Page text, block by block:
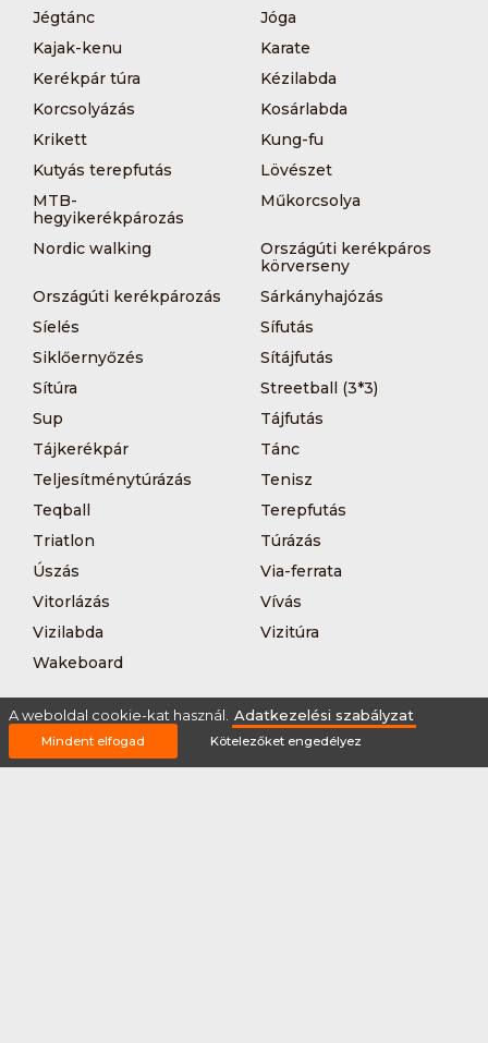
Jégtánc
Jóga
Kajak-kenu
Karate
Kerékpár túra
Kézilabda
Korcsolyázás
Kosárlabda
Krikett
Kung-fu
Kutyás terepfutás
Lövészet
MTB-
hegyikerékpározás
Műkorcsolya
Nordic walking
Országúti kerékpáros
körverseny
Országúti kerékpározás
Sárkányhajózás
Síelés
Sífutás
Siklőernyőzés
Sítájfutás
Sítúra
Streetball (3*3)
Sup
Tájfutás
Tájkerékpár
Tánc
Teljesítménytúrázás
Tenisz
Teqball
Terepfutás
Triatlon
Túrázás
Úszás
Via-ferrata
Vitorlázás
Vívás
Vizilabda
Vizitúra
Wakeboard
A weboldal cookie-kat használ. Adatkezelési szabályzat
Mindent elfogad Kötelezőket engedélyez